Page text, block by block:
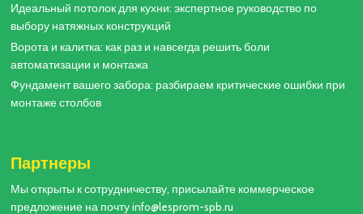
Идеальный потолок для кухни: экспертное руководство по
выбору натяжных конструкций
Ворота и калитка: как раз и навсегда решить боли
автоматизации и монтажа
Фундамент вашего забора: разбираем критические ошибки при
монтаже столбов
Партнеры
Мы открыты к сотрудничеству, присылайте коммерческое
предложение на почту info@lesprom-spb.ru